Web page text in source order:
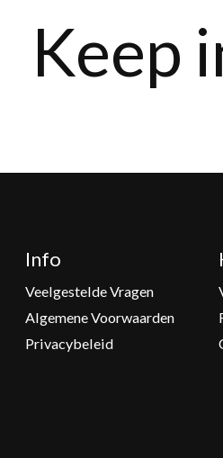
Keep
Info
Veelgestelde Vragen
Algemene Voorwaarden
Privacybeleid